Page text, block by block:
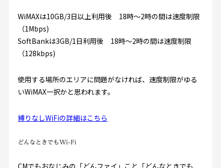
WiMAXは10GB/3日以上利用後 18時〜2時の間は速度制限
（1Mbps)
SoftBankは3GB/1日利用後 18時〜2時の間は速度制限
（128kbps)
使用する場所のエリアに問題がなければ、速度制限がゆる
いWiMAX一択かと思われます。
縛りなしWiFiの詳細はこちら
どんなときでもWi-Fi